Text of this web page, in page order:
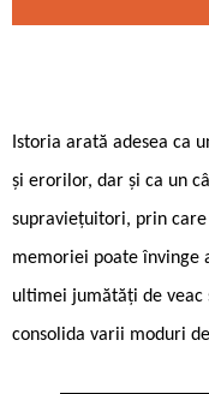
Istoria arată adesea ca
și erorilor, dar și ca un
supraviețuitori, prin
memoriei poate învinge
ultimei jumătăți de
consolida varii moduri